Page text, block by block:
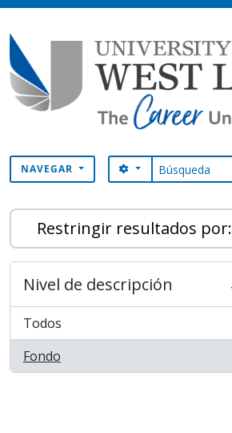
NAVEGAR Búsqueda
SEARCH OPTIONS
Restringir resultados por:
Nivel de descripción
Todos
Fondo
, 2 resultados